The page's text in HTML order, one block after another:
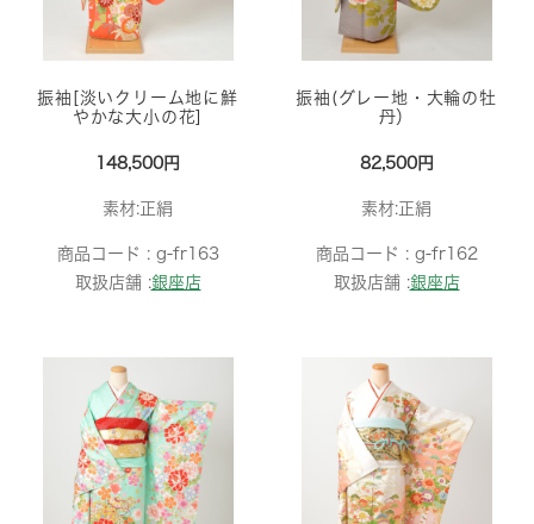
振袖[淡いクリーム地に鮮
やかな大小の花]
148,500円
素材:正絹
商品コード : g-fr163
取扱店舗 :銀座店
振袖(グレー地・大輪の牡
丹）
82,500円
素材:正絹
商品コード : g-fr162
取扱店舗 :銀座店